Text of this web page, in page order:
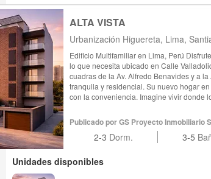
ALTA VISTA
Urbanización Higuereta, Lima,
Edificio Multifamiliar en Lima, Perú Disfrute de la privilegiada conexión con todo
lo que necesita ubicado en Calle
cuadras de la Av. Alfredo Benavides y a
tranquila y residencial. Su nuevo hogar
con la conveniencia. Imagine vivir donde
Esta es la ubicación perfecta para
familia, con la ciudad a sus pies y la
Publicado por GS Proyecto Inmobiliario
2-3 Dorm. 3-5
Unidades disponibles